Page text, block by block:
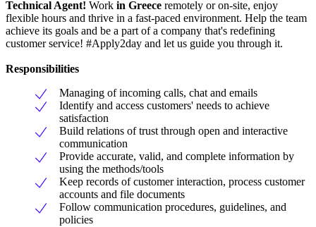
Technical Agent! Work in Greece remotely or on-site, enjoy
flexible hours and thrive in a fast-paced environment. Help the team
achieve its goals and be a part of a company that's redefining
customer service! #Apply2day and let us guide you through it.
Responsibilities
Managing of incoming calls, chat and emails
Identify and access customers' needs to achieve
satisfaction
Build relations of trust through open and interactive
communication
Provide accurate, valid, and complete information by
using the methods/tools
Keep records of customer interaction, process customer
accounts and file documents
Follow communication procedures, guidelines, and
policies